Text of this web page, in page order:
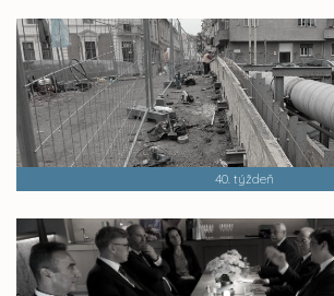
40. týždeň